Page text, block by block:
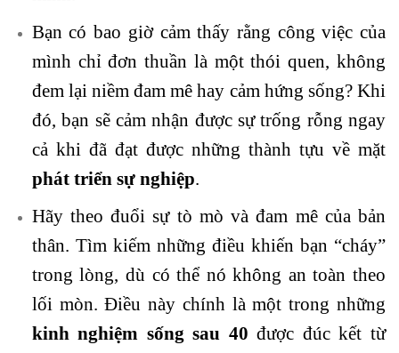
Bạn có bao giờ cảm thấy rằng công việc của
mình chỉ đơn thuần là một thói quen, không
đem lại niềm đam mê hay cảm hứng sống? Khi
đó, bạn sẽ cảm nhận được sự trống rỗng ngay
cả khi đã đạt được những thành tựu về mặt
phát triển sự nghiệp.
Hãy theo đuổi sự tò mò và đam mê của bản
thân. Tìm kiếm những điều khiến bạn “cháy”
trong lòng, dù có thể nó không an toàn theo
lối mòn. Điều này chính là một trong những
kinh nghiệm sống sau 40 được đúc kết từ